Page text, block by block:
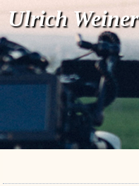
Ulrich Weiner